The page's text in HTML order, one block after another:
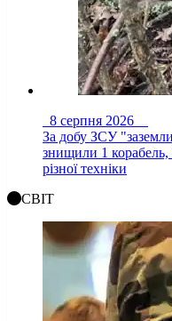
8 серпня 2026
За добу ЗСУ
знищили 1
різної техніки
СВІТ